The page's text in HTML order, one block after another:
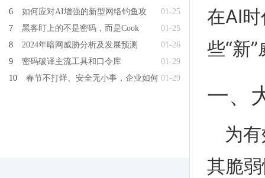
01-25
6
如何应对AI增强的新型网络钓鱼攻
01-25
7
黑客盯上的不是密码，而是Cook
01-26
8
2024年暗网威胁分析及发展预测
01-29
9
密码破译主流工具和口令库
01-29
10 春节不打烊、安全无小事，企业如何
在AI
些“新
一、
为
其脆